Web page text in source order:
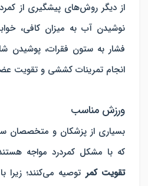
از دیگر روش‌های پیشگیری از
نوشیدن آب به میزان کافی،
فشار به ستون فقرات، پوشیدن
انجام تمرینات کششی و تقویت
ورزش مناسب
بسیاری از پزشکان و متخصصان
که با مشکل کمردرد مواجه
تقویت کمرتوصیه می‌کنند؛ زیرا